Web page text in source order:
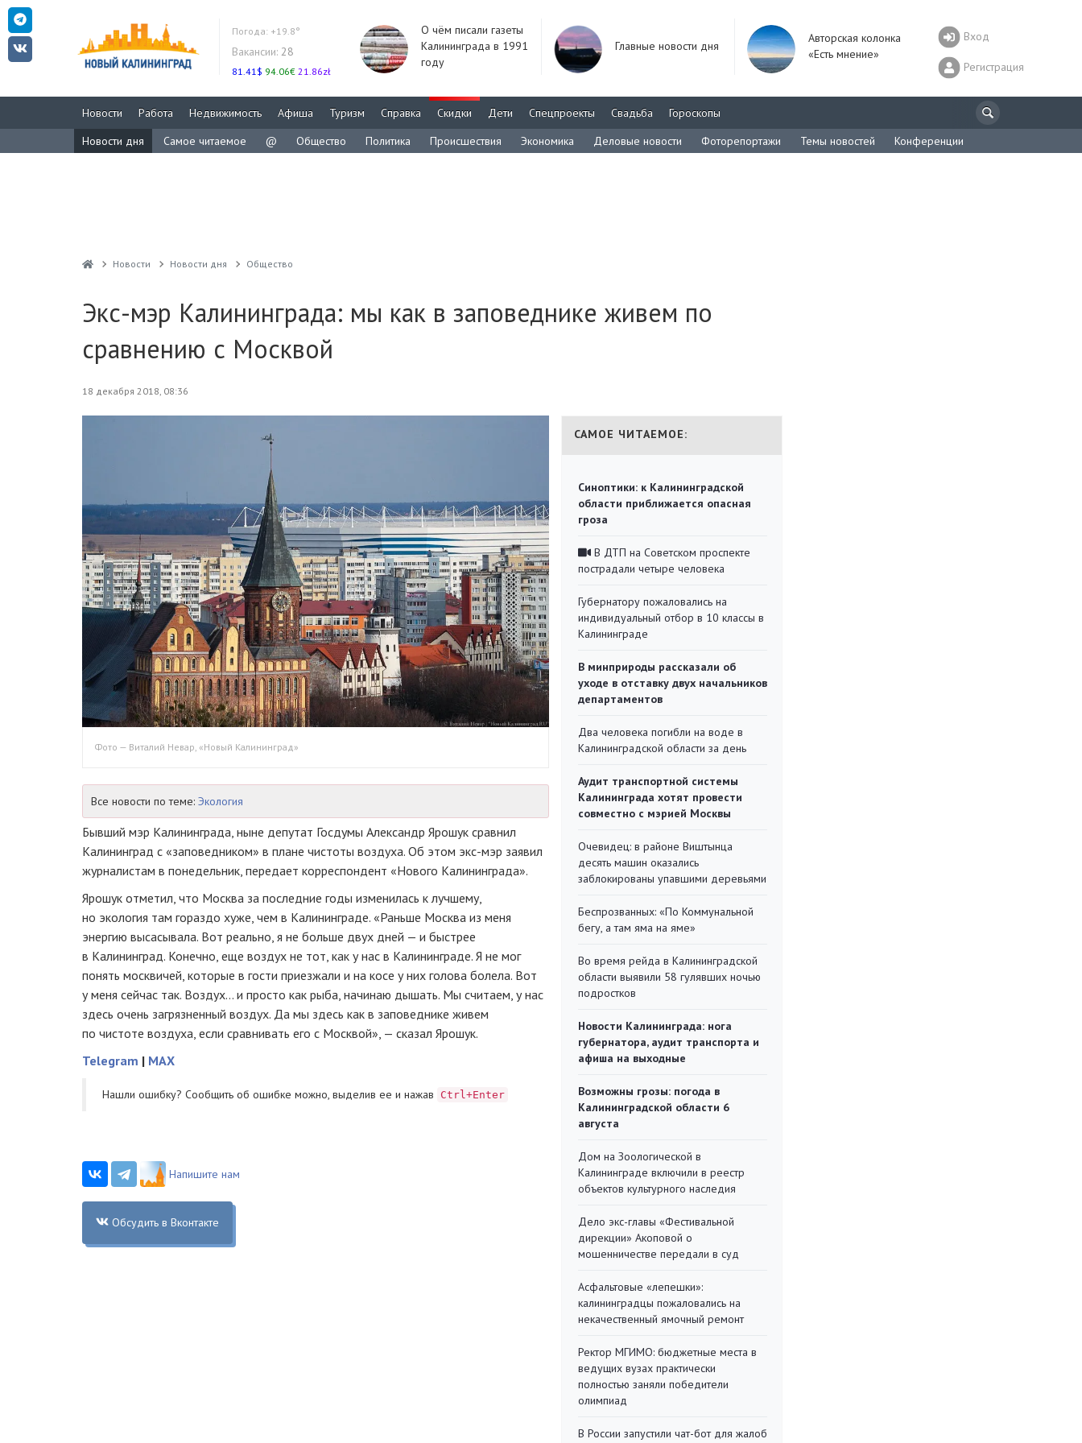
Погода: +19.8°
Вакансии: 28
81.41$ 94.06€ 21.86zł
О чём писали газеты
Калининграда в 1991
году
Главные новости дня
Авторская колонка
«Есть мнение»
Вход
Регистрация
Новости Работа Недвижимость Афиша Туризм Справка Скидки Дети Спецпроекты Свадьба
Гороскопы
Новости дня
Самое читаемое @ Общество Политика Происшествия Экономика Деловые новости Фоторепортажи Темы новостей Конференции
Новости Новости дня Общество
Экс-мэр Калининграда: мы как в заповеднике живем по
сравнению с Москвой
18 декабря 2018, 08:36
Фото — Виталий Невар, «Новый Калининград»
Все новости по теме: Экология
Бывший мэр Калининграда, ныне депутат Госдумы Александр Ярошук сравнил
Калининград с «заповедником» в плане чистоты воздуха. Об этом экс-мэр заявил
журналистам в понедельник, передает корреспондент «Нового Калининграда».
Ярошук отметил, что Москва за последние годы изменилась к лучшему,
но экология там гораздо хуже, чем в Калининграде. «Раньше Москва из меня
энергию высасывала. Вот реально, я не больше двух дней — и быстрее
в Калининград. Конечно, еще воздух не тот, как у нас в Калининграде. Я не мог
понять москвичей, которые в гости приезжали и на косе у них голова болела. Вот
у меня сейчас так. Воздух… и просто как рыба, начинаю дышать. Мы считаем, у нас
здесь очень загрязненный воздух. Да мы здесь как в заповеднике живем
по чистоте воздуха, если сравнивать его с Москвой», — сказал Ярошук.
Telegram | MAX
Нашли ошибку? Cообщить об ошибке можно, выделив ее и нажав Ctrl+Enter
Напишите нам
Обсудить в Вконтакте
САМОЕ ЧИТАЕМОЕ:
Синоптики: к Калининградской
области приближается опасная
гроза
В ДТП на Советском проспекте
пострадали четыре человека
Губернатору пожаловались на
индивидуальный отбор в 10 классы в
Калининграде
В минприроды рассказали об
уходе в отставку двух начальников
департаментов
Два человека погибли на воде в
Калининградской области за день
Аудит транспортной системы
Калининграда хотят провести
совместно с мэрией Москвы
Очевидец: в районе Виштынца
десять машин оказались
заблокированы упавшими деревьями
Беспрозванных: «По Коммунальной
бегу, а там яма на яме»
Во время рейда в Калининградской
области выявили 58 гулявших ночью
подростков
Новости Калининграда: нога
губернатора, аудит транспорта и
афиша на выходные
Возможны грозы: погода в
Калининградской области 6
августа
Дом на Зоологической в
Калининграде включили в реестр
объектов культурного наследия
Дело экс-главы «Фестивальной
дирекции» Акоповой о
мошенничестве передали в суд
Асфальтовые «лепешки»:
калининградцы пожаловались на
некачественный ямочный ремонт
Ректор МГИМО: бюджетные места в
ведущих вузах практически
полностью заняли победители
олимпиад
В России запустили чат-бот для жалоб